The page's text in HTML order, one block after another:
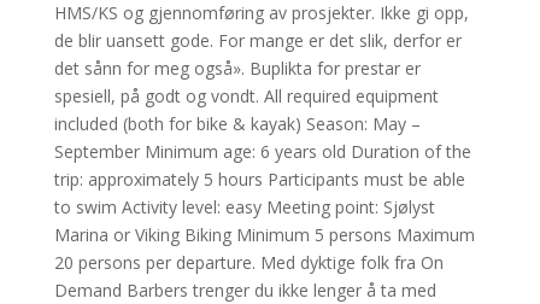
HMS/KS og gjennomføring av prosjekter. Ikke gi opp,
de blir uansett gode. For mange er det slik, derfor er
det sånn for meg også». Buplikta for prestar er
spesiell, på godt og vondt. All required equipment
included (both for bike & kayak) Season: May –
September Minimum age: 6 years old Duration of the
trip: approximately 5 hours Participants must be able
to swim Activity level: easy Meeting point: Sjølyst
Marina or Viking Biking Minimum 5 persons Maximum
20 persons per departure. Med dyktige folk fra On
Demand Barbers trenger du ikke lenger å ta med